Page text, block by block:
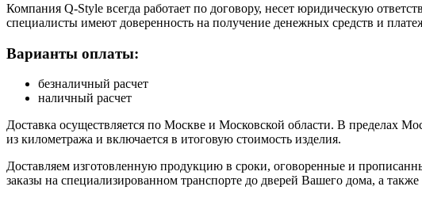
Компания Q-Style всегда работает по договору, несет юридическую
специалисты имеют доверенность на получение денежных средств и
Варианты оплаты:
безналичный расчет
наличный расчет
Доставка осуществляется по Москве и Московской области. В пределах
из километража и включается в итоговую стоимость изделия.
Доставляем изготовленную продукцию в сроки, оговоренные и
заказы на специализированном транспорте до дверей Вашего дома, а